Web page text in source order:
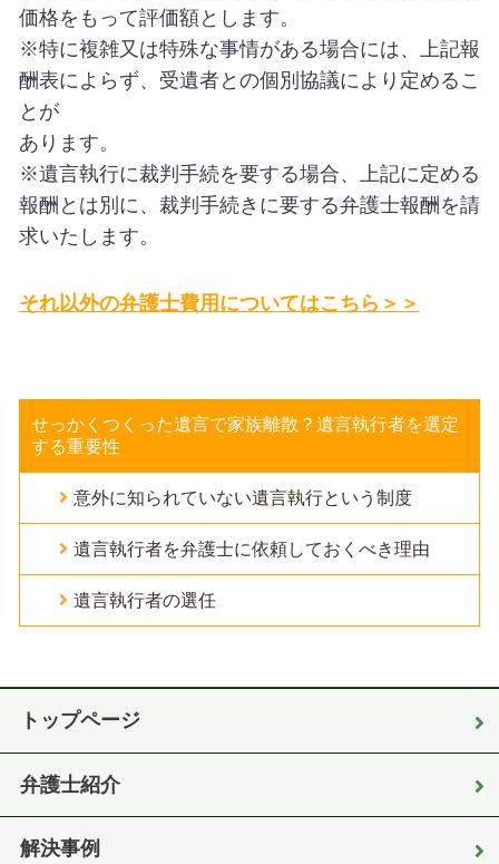
価格をもって評価額とします。
※特に複雑又は特殊な事情がある場合には、上記報
酬表によらず、受遺者との個別協議により定めるこ
とが
あります。
※遺言執行に裁判手続を要する場合、上記に定める
報酬とは別に、裁判手続きに要する弁護士報酬を請
求いたします。
それ以外の弁護士費用についてはこちら＞＞
せっかくつくった遺言で家族離散？遺言執行者を選定
する重要性
意外に知られていない遺言執行という制度
遺言執行者を弁護士に依頼しておくべき理由
遺言執行者の選任
トップページ
弁護士紹介
解決事例